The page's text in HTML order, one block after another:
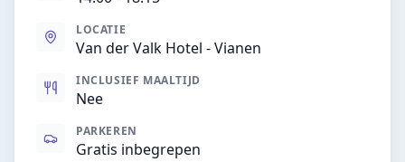
LOCATIE
Van der Valk Hotel - Vianen
INCLUSIEF MAALTIJD
Nee
PARKEREN
Gratis inbegrepen